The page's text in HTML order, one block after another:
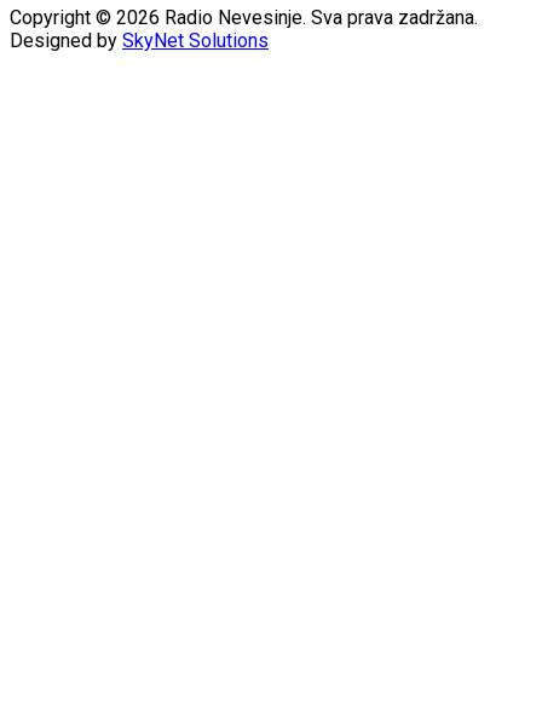
Copyright © 2026 Radio Nevesinje. Sva prava zadržana.
Designed by SkyNet Solutions